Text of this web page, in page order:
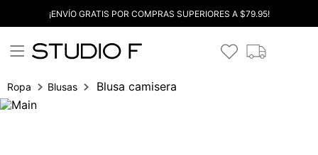
¡ENVÍO GRATIS POR COMPRAS SUPERIORES A $79.95!
Ropa Blusas Blusa camisera